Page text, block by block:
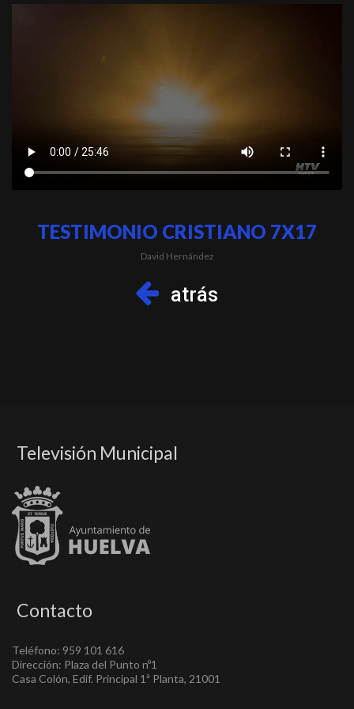
TESTIMONIO CRISTIANO 7X17
David Hernández
atrás
Televisión Municipal
Contacto
Teléfono: 959 101 616
Dirección: Plaza del Punto nº1
Casa Colón, Edif. Principal 1ª Planta, 21001